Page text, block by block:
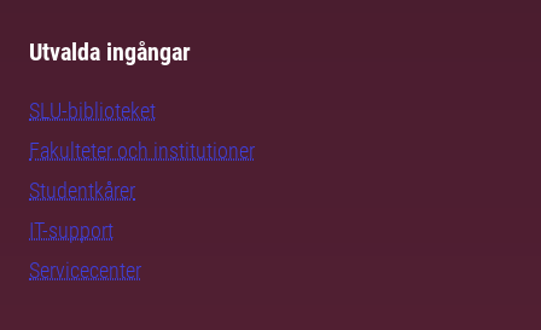
Utvalda ingångar
SLU-biblioteket
Fakulteter och institutioner
Studentkårer
IT-support
Servicecenter